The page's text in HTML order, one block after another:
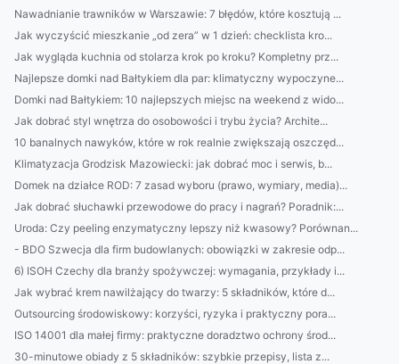
Nawadnianie trawników w Warszawie: 7 błędów, które kosztują ...
Jak wyczyścić mieszkanie „od zera” w 1 dzień: checklista kro...
Jak wygląda kuchnia od stolarza krok po kroku? Kompletny prz...
Najlepsze domki nad Bałtykiem dla par: klimatyczny wypoczyne...
Domki nad Bałtykiem: 10 najlepszych miejsc na weekend z wido...
Jak dobrać styl wnętrza do osobowości i trybu życia? Archite...
10 banalnych nawyków, które w rok realnie zwiększają oszczęd...
Klimatyzacja Grodzisk Mazowiecki: jak dobrać moc i serwis, b...
Domek na działce ROD: 7 zasad wyboru (prawo, wymiary, media)...
Jak dobrać słuchawki przewodowe do pracy i nagrań? Poradnik:...
Uroda: Czy peeling enzymatyczny lepszy niż kwasowy? Porównan...
- BDO Szwecja dla firm budowlanych: obowiązki w zakresie odp...
6) ISOH Czechy dla branży spożywczej: wymagania, przykłady i...
Jak wybrać krem nawilżający do twarzy: 5 składników, które d...
Outsourcing środowiskowy: korzyści, ryzyka i praktyczny pora...
ISO 14001 dla małej firmy: praktyczne doradztwo ochrony środ...
30-minutowe obiady z 5 składników: szybkie przepisy, lista z...